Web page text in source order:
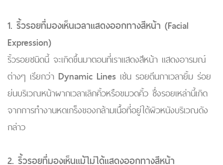
1. ริ้วรอยที่มองเห็นเวลาแสดงออกทางสีหน้า (Facial
Expression)
ริ้วรอยชนิดนี้ จะเกิดขึ้นมาตอนที่เราแสดงสีหน้า แสดงอารมณ์
ต่างๆ เรียกว่า Dynamic Lines เช่น รอยตีนกาเวลายิ้ม ร่อย
ย่นบริเวณหน้าผากเวลาเลิกคิ้วหรือขมวดคิ้ว ซึ่งรอยเหล่านี้เกิด
จากการทำงานหดเกร็งของกล้ามเนื้อที่อยู่ใต้ผิวหนังบริเวณดัง
กล่าว
2. ริ้วรอยที่มองเห็นแม้ไม่ได้แสดงออกทางสีหน้า